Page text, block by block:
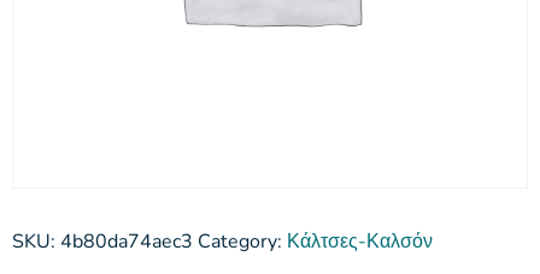
SKU: 4b80da74aec3 Category: Κάλτσες-Καλσόν